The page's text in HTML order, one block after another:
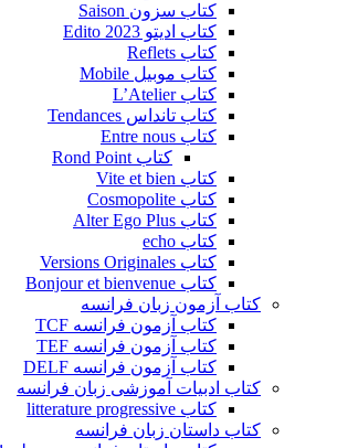
کتاب سزون Saison
کتاب ادیتو Edito 2023
کتاب Reflets
کتاب موبیل Mobile
کتاب L’Atelier
کتاب تانداس Tendances
کتاب Entre nous
کتاب Rond Point
کتاب Vite et bien
کتاب Cosmopolite
کتاب Alter Ego Plus
کتاب echo
کتاب Versions Originales
کتاب Bonjour et bienvenue
کتاب آزمون زبان فرانسه
کتاب آزمون فرانسه TCF
کتاب آزمون فرانسه TEF
کتاب آزمون فرانسه DELF
کتاب ادبیات آموزشی زبان فرانسه
کتاب litterature progressive
کتاب داستان زبان فرانسه